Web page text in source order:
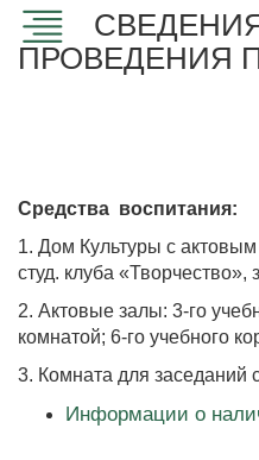
ПРОВЕДЕНИЯ
Средства воспитания:
1. Дом Культуры с
студ. клуба
2. Актовые залы: 3-го
комнатой; 6-го учебного
3. Комната для заседаний
Информации о